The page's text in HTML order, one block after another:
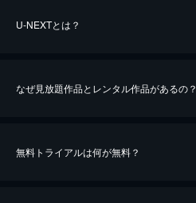
U-NEXTとは？
なぜ見放題作品とレンタル作品があるの？
無料トライアルは何が無料？